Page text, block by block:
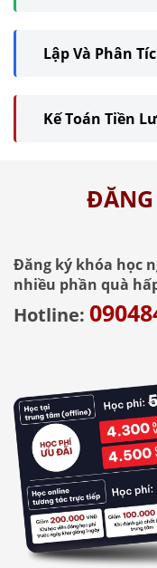
Lập Và Phân
Kế Toán Tiền
ĐĂNG
Đăng ký khóa học
nhiều phần quà
Hotline: